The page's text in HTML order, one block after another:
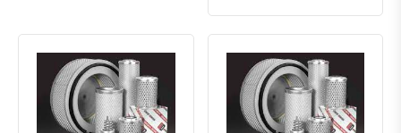
Быстрый просмотрДобавить к сравнению
Добавить в избранное Быстрый просмотрДобавить к сравнению
Добавить в избранное